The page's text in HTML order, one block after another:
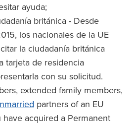
ayuda;
británica - Desde
los nacionales de la UE
la ciudadanía británica
tarjeta de residencia
con su solicitud.
extended family members,
partners of an EU
acquired a Permanent